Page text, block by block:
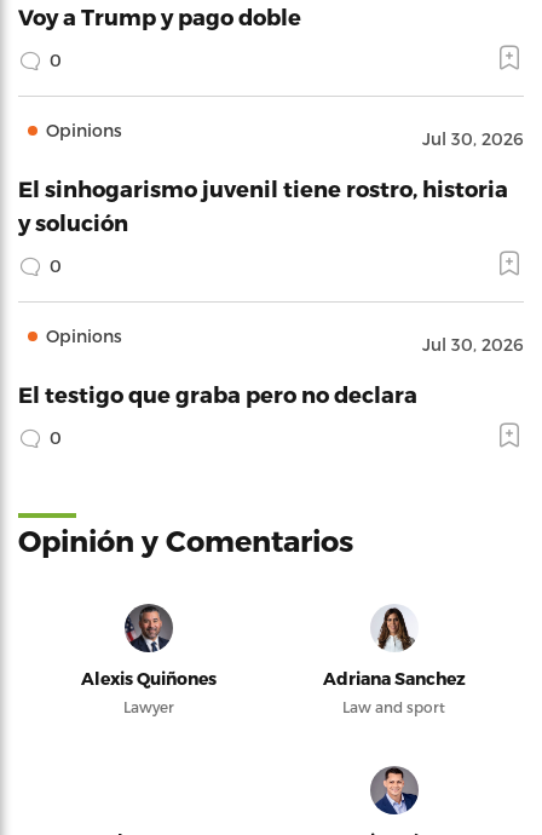
Voy a Trump y pago doble
0
Opinions Jul 30, 2026
El sinhogarismo juvenil tiene rostro, historia
y solución
0
Opinions Jul 30, 2026
El testigo que graba pero no declara
0
Opinión y Comentarios
Alexis Quiñones
Lawyer
Adriana Sanchez
Law and sport